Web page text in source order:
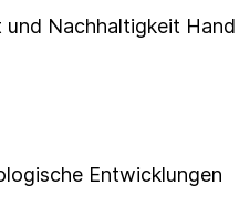
Nachhaltigkeit Hand
Entwicklungen